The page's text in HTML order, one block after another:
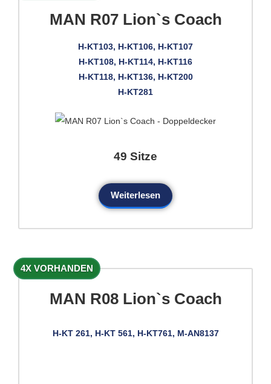
MAN R07 Lion`s Coach
H-KT103, H-KT106, H-KT107
H-KT108, H-KT114, H-KT116
H-KT118, H-KT136, H-KT200
H-KT281
49 Sitze
Weiterlesen
4X VORHANDEN
MAN R08 Lion`s Coach
H-KT 261, H-KT 561, H-KT761, M-AN8137